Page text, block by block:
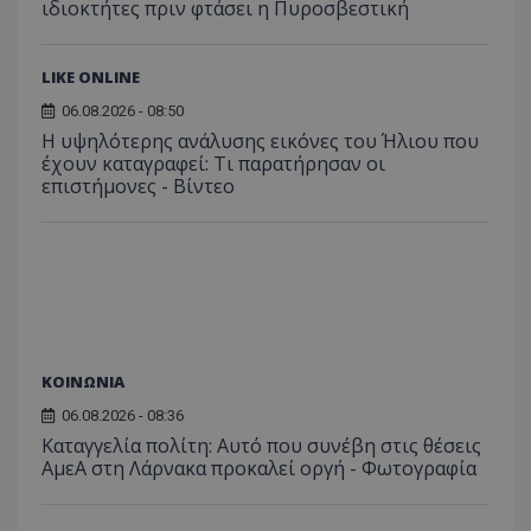
ιδιοκτήτες πριν φτάσει η Πυροσβεστική
LIKE ONLINE
06.08.2026 - 08:50
Η υψηλότερης ανάλυσης εικόνες του Ήλιου που
έχουν καταγραφεί: Τι παρατήρησαν οι
επιστήμονες - Βίντεο
ΚΟΙΝΩΝΙΑ
06.08.2026 - 08:36
Καταγγελία πολίτη: Αυτό που συνέβη στις θέσεις
ΑμεΑ στη Λάρνακα προκαλεί οργή - Φωτογραφία
VISITOR_PRIVACY_METADATA
YouTube
.youtube.com